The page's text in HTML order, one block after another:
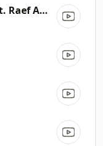
Megho Milon (feat. Raef Al Hasan Rafa)